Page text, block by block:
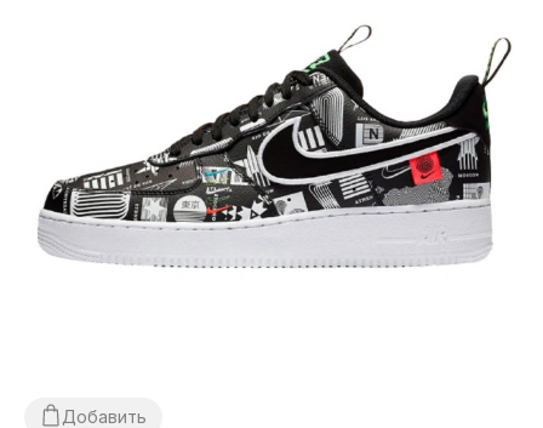
Добавить